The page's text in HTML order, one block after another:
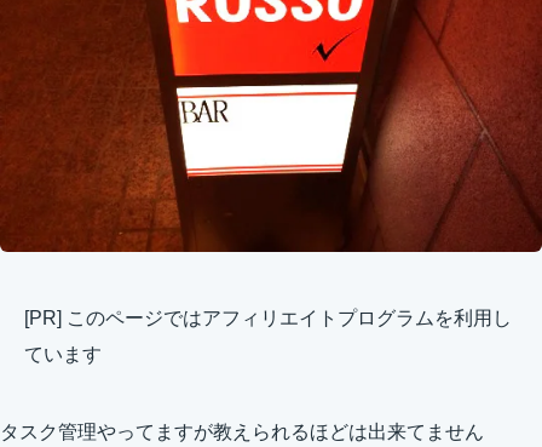
[PR] このページではアフィリエイトプログラムを利用し
ています
タスク管理やってますが教えられるほどは出来てません